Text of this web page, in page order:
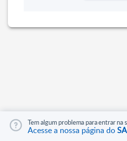
Tem algum problema para entrar na
Acesse a nossa página do